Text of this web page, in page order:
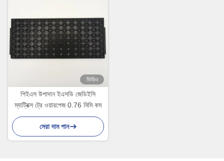
ভিডিও
পিইএস উপাদান ইএসডি জেডিইসি
ম্যাট্রিক্স ট্রে ওয়ারপেজ 0.76 মিমি কম
সেরা দাম পান